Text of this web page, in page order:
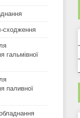
сходження
гальмівної
паливної